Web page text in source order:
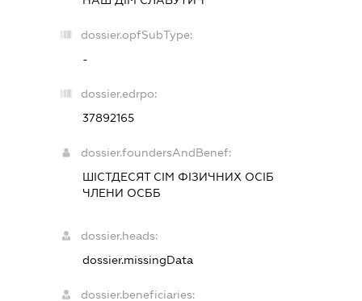
dossier.opfSubType:
-
dossier.edrpo:
37892165
dossier.foundersAndBenef:
ШІСТДЕСЯТ СІМ ФІЗИЧНИХ ОСІБ
ЧЛЕНИ ОСББ
dossier.heads:
dossier.missingData
dossier.beneficiaries: